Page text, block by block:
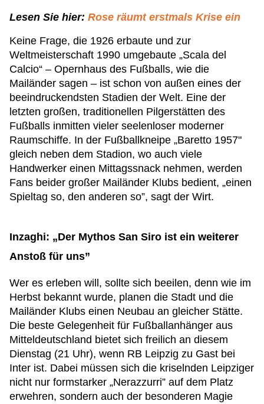
Lesen Sie hier: Rose räumt erstmals Krise ein
Keine Frage, die 1926 erbaute und zur
Weltmeisterschaft 1990 umgebaute „Scala del
Calcio“ – Opernhaus des Fußballs, wie die
Mailänder sagen – ist schon von außen eines der
beeindruckendsten Stadien der Welt. Eine der
letzten großen, traditionellen Pilgerstätten des
Fußballs inmitten vieler seelenloser moderner
Raumschiffe. In der Fußballkneipe „Baretto 1957"
gleich neben dem Stadion, wo auch viele
Handwerker einen Mittagssnack nehmen, werden
Fans beider großer Mailänder Klubs bedient, „einen
Spieltag so, den anderen so”, sagt der Wirt.
Inzaghi: „Der Mythos San Siro ist ein weiterer
Anstoß für uns”
Wer es erleben will, sollte sich beeilen, denn wie im
Herbst bekannt wurde, planen die Stadt und die
Mailänder Klubs einen Neubau an gleicher Stätte.
Die beste Gelegenheit für Fußballanhänger aus
Mitteldeutschland bietet sich freilich an diesem
Dienstag (21 Uhr), wenn RB Leipzig zu Gast bei
Inter ist. Dabei müssen sich die kriselnden Leipziger
nicht nur formstarker „Nerazzurri” auf dem Platz
erwehren, sondern auch der besonderen Magie